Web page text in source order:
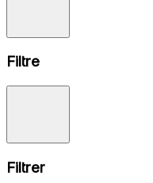
Filtre
Filtrer